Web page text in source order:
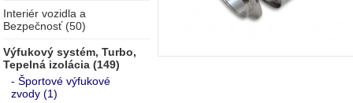
Interiér vozidla a
Bezpečnosť (50)
Výfukový systém, Turbo,
Tepelná izolácia (149)
- Športové výfukové
zvody (1)